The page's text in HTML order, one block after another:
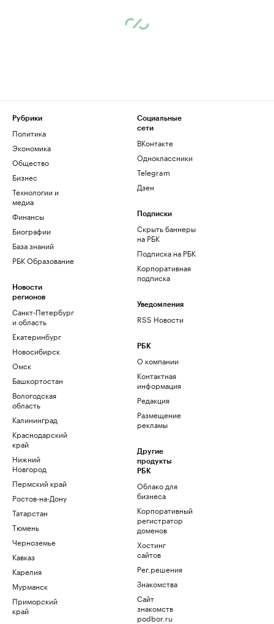
Рубрики
Политика
Экономика
Общество
Бизнес
Технологии и
медиа
Финансы
Биографии
База знаний
РБК Образование
Новости
регионов
Санкт-Петербург
и область
Екатеринбург
Новосибирск
Омск
Башкортостан
Вологодская
область
Калининград
Краснодарский
край
Нижний
Новгород
Пермский край
Ростов-на-Дону
Татарстан
Тюмень
Черноземье
Кавказ
Карелия
Мурманск
Приморский
край
Социальные
сети
ВКонтакте
Одноклассники
Telegram
Дзен
Подписки
Скрыть баннеры
на РБК
Подписка на РБК
Корпоративная
подписка
Уведомления
RSS Новости
РБК
О компании
Контактная
информация
Редакция
Размещение
рекламы
Другие
продукты
РБК
Облако для
бизнеса
Корпоративный
регистратор
доменов
Хостинг
сайтов
Рег.решения
Знакомства
Сайт
знакомств
podbor.ru